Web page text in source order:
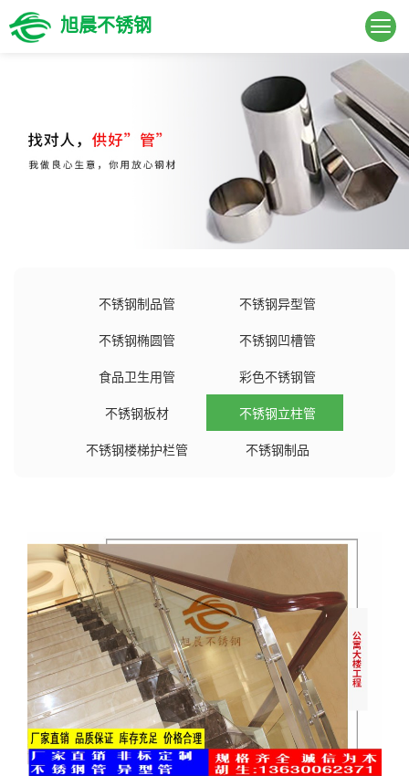
旭晨不锈钢
不锈钢制品管
不锈钢异型管
不锈钢椭圆管
不锈钢凹槽管
食品卫生用管
彩色不锈钢管
不锈钢板材
不锈钢立柱管
不锈钢楼梯护栏管
不锈钢制品